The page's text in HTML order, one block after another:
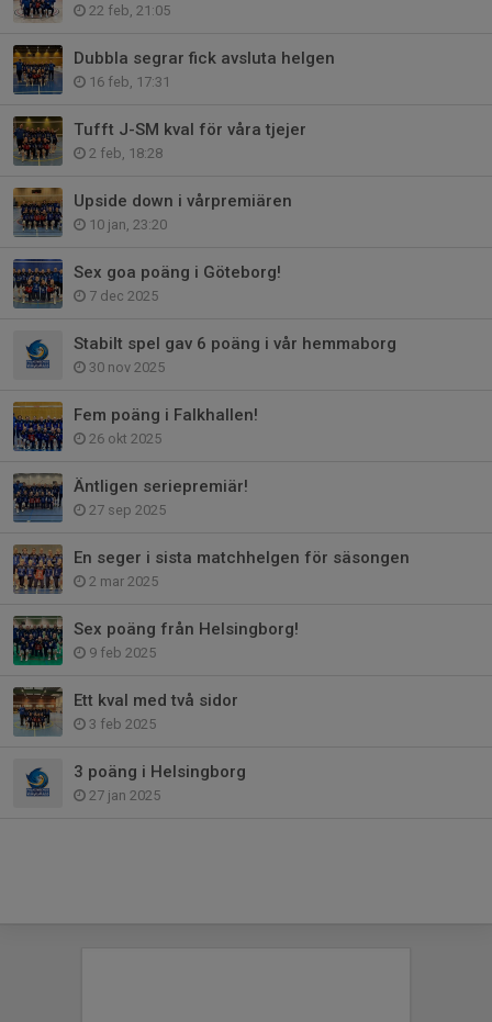
22 feb, 21:05
Dubbla segrar fick avsluta helgen
16 feb, 17:31
Tufft J-SM kval för våra tjejer
2 feb, 18:28
Upside down i vårpremiären
10 jan, 23:20
Sex goa poäng i Göteborg!
7 dec 2025
Stabilt spel gav 6 poäng i vår hemmaborg
30 nov 2025
Fem poäng i Falkhallen!
26 okt 2025
Äntligen seriepremiär!
27 sep 2025
En seger i sista matchhelgen för säsongen
2 mar 2025
Sex poäng från Helsingborg!
9 feb 2025
Ett kval med två sidor
3 feb 2025
3 poäng i Helsingborg
27 jan 2025